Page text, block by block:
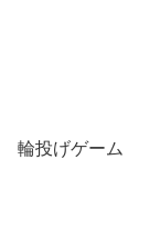
輪投げゲーム